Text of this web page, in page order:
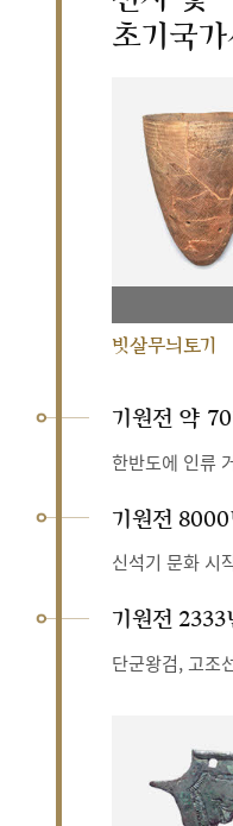
초기국
빗살무늬토기
기원전 약
한반도에 인류
기원전 8000
신석기 문화 시
기원전 2333
단군왕검, 고조